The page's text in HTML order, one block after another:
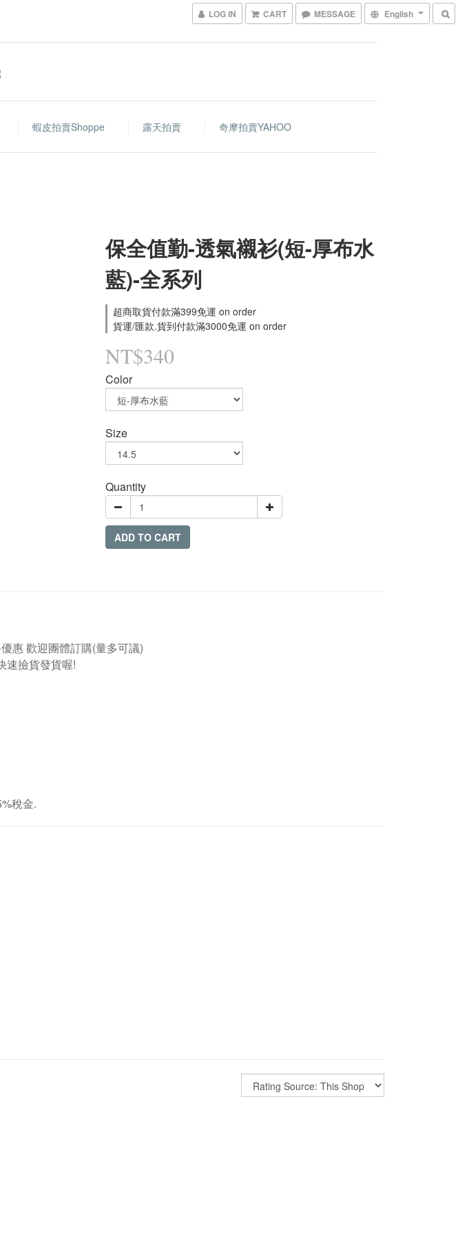
LOG IN CART MESSAGE English
蝦皮拍賣shoppe 露天拍賣 奇摩拍賣YAHOO
保全值勤-透氣襯衫(短-厚布水
藍)-全系列
超商取貨付款滿399免運 on order
貨運/匯款.貨到付款滿3000免運 on order
NT$340
Color
Size
Quantity
ADD TO CART
惠 歡迎團體訂購(量多可議)
速撿貨發貨喔!
稅金.